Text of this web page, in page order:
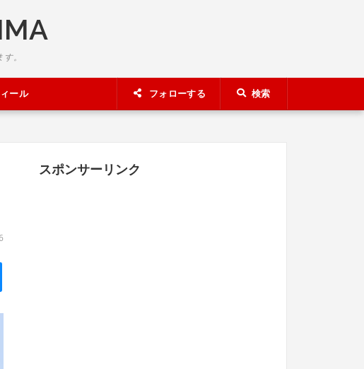
。
ール フォローする 検索
スポンサーリンク